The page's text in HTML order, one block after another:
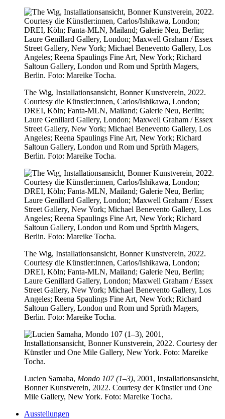
The Wig, Installationsansicht, Bonner Kunstverein, 2022.
Courtesy die Künstler:innen, Carlos/Ishikawa, London;
DREI, Köln; Fanta-MLN, Mailand; Galerie Neu, Berlin;
Laure Genillard Gallery, London; Maxwell Graham / Essex
Street Gallery, New York; Michael Benevento Gallery, Los
Angeles; Reena Spaulings Fine Art, New York; Richard
Saltoun Gallery, London und Rom und Sprüth Magers,
Berlin. Foto: Mareike Tocha.
The Wig, Installationsansicht, Bonner Kunstverein, 2022.
Courtesy die Künstler:innen, Carlos/Ishikawa, London;
DREI, Köln; Fanta-MLN, Mailand; Galerie Neu, Berlin;
Laure Genillard Gallery, London; Maxwell Graham / Essex
Street Gallery, New York; Michael Benevento Gallery, Los
Angeles; Reena Spaulings Fine Art, New York; Richard
Saltoun Gallery, London und Rom und Sprüth Magers,
Berlin. Foto: Mareike Tocha.
Lucien Samaha, Mondo 107 (1–3), 2001, Installationsansicht,
Bonner Kunstverein, 2022. Courtesy der Künstler und One
Mile Gallery, New York. Foto: Mareike Tocha.
Ausstellungen